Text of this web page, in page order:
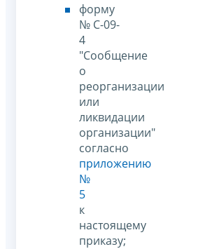
форму
№ С-09-
4
"Сообщение
о
реорганизации
или
ликвидации
организации"
согласно
приложению
№
5
к
настоящему
приказу;